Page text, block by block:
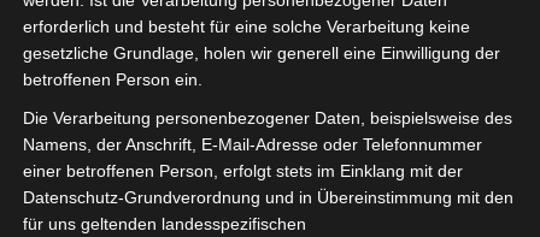
von Google Adsense (Google Ireland Limited, Gordon House, Barrow
Ireland) benötigen wir laut DSGVO Ihre Zustimmung. Es werden seitens
Daten erhoben, verarbeitet und gespeichert. Welche Daten genau
bitte den Datenschutzbedingungen.
Google Adsenseist deaktiviert. ✓ Erlauben Datenschutzbedingungen
erforderlich und besteht für eine solche Verarbeitung keine
gesetzliche Grundlage, holen wir generell eine Einwilligung der
betroffenen Person ein.
Die Verarbeitung personenbezogener Daten, beispielsweise des
Namens, der Anschrift, E-Mail-Adresse oder Telefonnummer
einer betroffenen Person, erfolgt stets im Einklang mit der
Datenschutz-Grundverordnung und in Übereinstimmung mit den
für uns geltenden landesspezifischen